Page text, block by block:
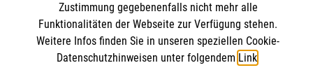
Malteserorden
Malteser Jugend
Malteser International
Soziale Netzwerke
Zustimmung gegebenenfalls nicht mehr alle
Funktionalitäten der Webseite zur Verfügung stehen.
Weitere Infos finden Sie in unseren speziellen Cookie-
Datenschutzhinweisen unter folgendem Link.